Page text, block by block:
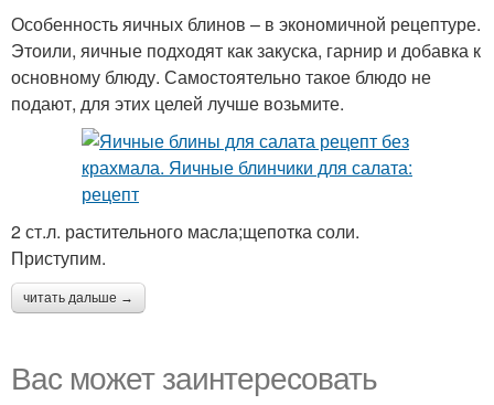
Особенность яичных блинов – в экономичной рецептуре.
Этоили, яичные подходят как закуска, гарнир и добавка к
основному блюду. Самостоятельно такое блюдо не
подают, для этих целей лучше возьмите.
2 ст.л. растительного масла;щепотка соли.
Приступим.
читать дальше →
Вас может заинтересовать